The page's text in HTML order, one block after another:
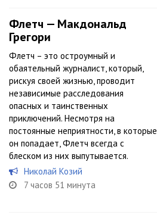
Флетч — Макдональд
Грегори
Флетч – это остроумный и
обаятельный журналист, который,
рискуя своей жизнью, проводит
независимые расследования
опасных и таинственных
приключений. Несмотря на
постоянные неприятности, в которые
он попадает, Флетч всегда с
блеском из них выпутывается.
Николай Козий
7 часов 51 минута